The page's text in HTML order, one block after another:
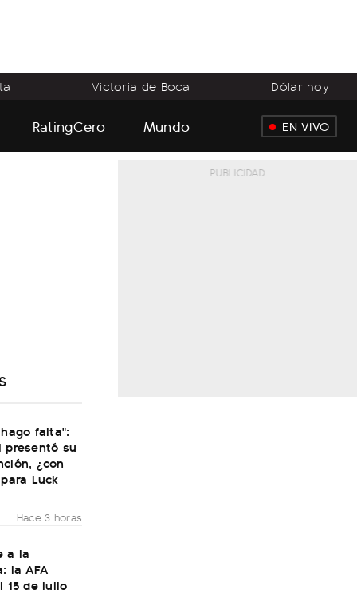
Victoria de Boca Dólar hoy
RatingCero Mundo EN VIVO
falta":
presentó su
¿con
Luck
Hace 3 horas
a la
la AFA
15 de julio